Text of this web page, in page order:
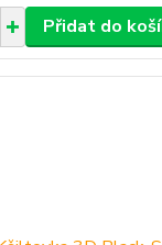
Přidat do